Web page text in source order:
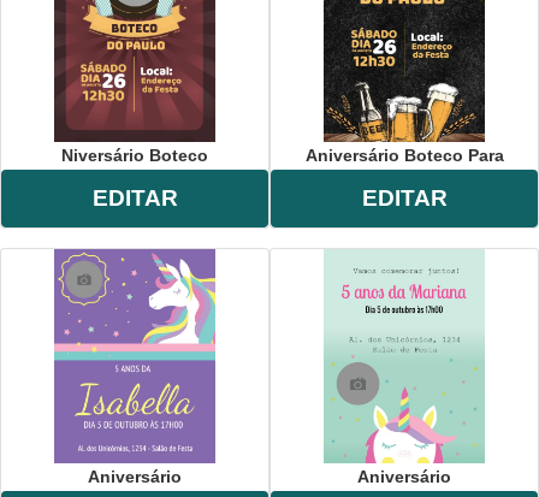
Niversário Boteco
EDITAR
Aniversário Boteco Para
EDITAR
Aniversário Aniversário